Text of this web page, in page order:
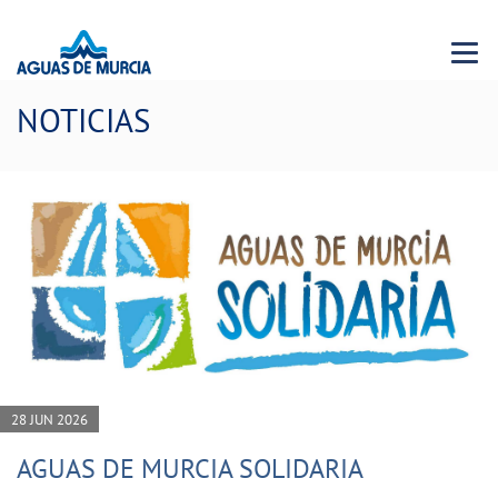
Menu
NOTICIAS
28 JUN 2026
AGUAS DE MURCIA SOLIDARIA